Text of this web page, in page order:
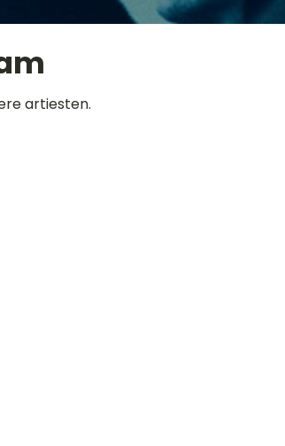
artiesten.